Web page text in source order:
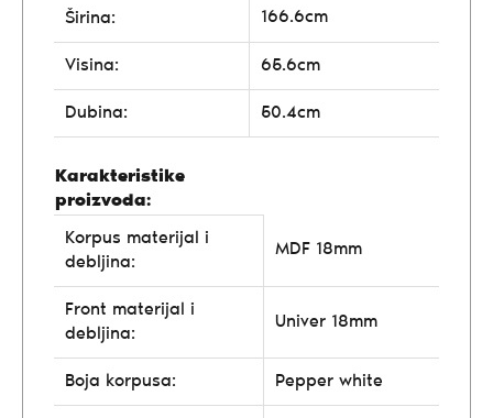
Širina:
166.6cm
Visina: 65.6cm
Dubina: 50.4cm
Karakteristike
proizvoda:
Korpus materijal i
debljina:
MDF 18mm
Front materijal i
debljina:
Univer 18mm
Boja korpusa: Pepper white